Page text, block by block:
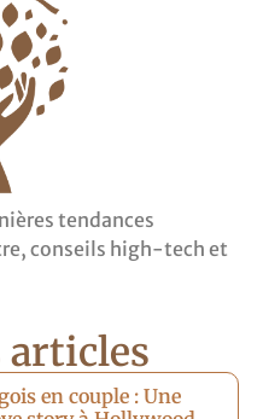
tendances
conseils high-tech et
articles
en couple : Une